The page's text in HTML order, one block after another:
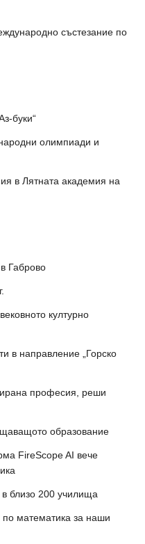
състезание по
буки“
олимпиади и
в Лятната академия на
Габрово
културно
в направление „Горско
професия, реши
образование
FireScope AI вече
близо 200 училища
математика за наши